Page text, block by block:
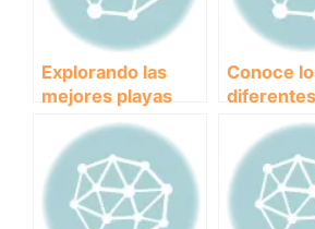
Explorando las
mejores playas
para perros en
Barcelona:
Diversión y
relajación para tu
peludo amigo.
Conoce
razas de
sus
únicas